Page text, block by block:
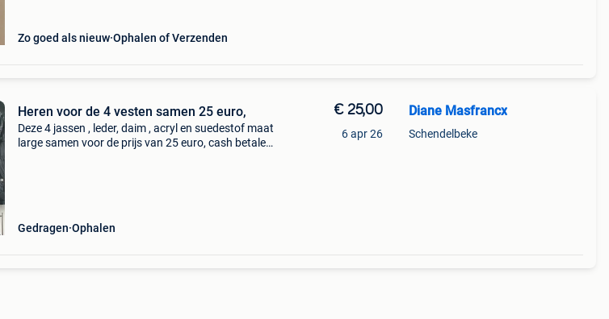
Zo goed als nieuw Ophalen of Verzenden
Heren voor de 4 vesten samen 25 euro,
Deze 4 jassen , leder, daim , acryl en suedestof maat
large samen voor de prijs van 25 euro, cash betalen
Gedragen Ophalen
€ 25,00
6 apr 26
Diane Masfrancx
Schendelbeke